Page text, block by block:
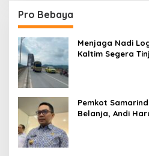
Pro Bebaya
Menjaga Nadi
Kaltim Segera
Pemkot
Belanja, Andi